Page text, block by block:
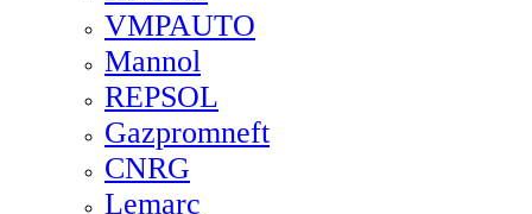
VMPAUTO
Mannol
REPSOL
Gazpromneft
CNRG
Lemarc